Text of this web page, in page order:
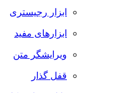
ابزار رجیستری
ابزارهای مفید
ویرایشگر متن
قفل گذار